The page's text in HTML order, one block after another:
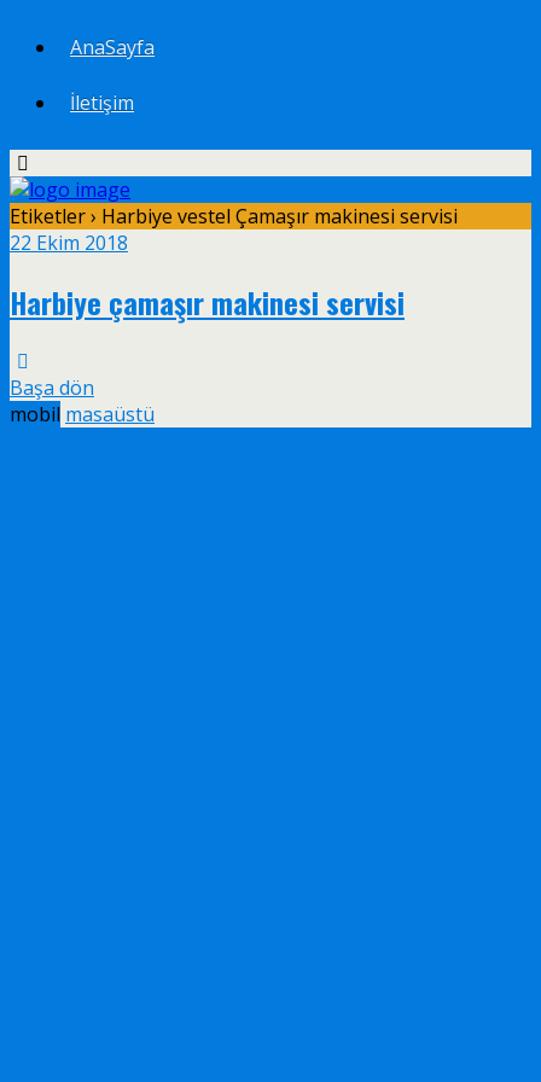
AnaSayfa
İletişim
Etiketler › Harbiye vestel Çamaşır makinesi servisi
22 Ekim 2018
Harbiye çamaşır makinesi servisi
Başa dön
mobil masaüstü